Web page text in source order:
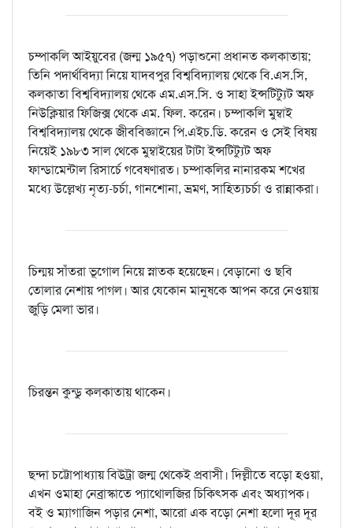
চম্পাকলি আইয়ুবের (জন্ম ১৯৫৭) পড়াশুনো প্রধানত কলকাতায়;
তিনি পদার্থবিদ্যা নিয়ে যাদবপুর বিশ্ববিদ্যালয় থেকে বি.এস.সি,
কলকাতা বিশ্ববিদ্যালয় থেকে এম.এস.সি. ও সাহা ইন্সটিট্যুট অফ
নিউক্লিয়ার ফিজিক্স থেকে এম. ফিল. করেন। চম্পাকলি মুম্বাই
বিশ্ববিদ্যালয় থেকে জীববিজ্ঞানে পি.এইচ.ডি. করেন ও সেই বিষয়
নিয়েই ১৯৮৩ সাল থেকে মুম্বাইয়ের টাটা ইন্সটিট্যুট অফ
ফান্ডামেন্টাল রিসার্চে গবেষণারত। চম্পাকলির নানারকম শখের
মধ্যে উল্লেখ্য নৃত্য-চর্চা, গানশোনা, ভ্রমণ, সাহিত্যচর্চা ও রান্নাকরা।
চিন্ময় সাঁতরা ভূগোল নিয়ে স্নাতক হয়েছেন। বেড়ানো ও ছবি
তোলার নেশায় পাগল। আর যেকোন মানুষকে আপন করে নেওয়ায়
জুড়ি মেলা ভার।
চিরন্তন কুন্ডু কলকাতায় থাকেন।
ছন্দা চট্টোপাধ্যায় বিউট্রা জন্ম থেকেই প্রবাসী। দিল্লীতে বড়ো হওয়া,
এখন ওমাহা নেব্রাস্কাতে প্যাথোলজির চিকিৎসক এবং অধ্যাপক।
বই ও ম্যাগাজিন পড়ার নেশা, আরো এক বড়ো নেশা হলো দূর দূর